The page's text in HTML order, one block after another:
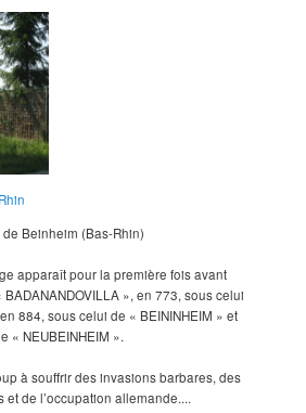
Beinheim (Bas-Rhin)
apparaît pour la première fois avant
», en 773, sous celui
884, sous celui de « BEININHEIM » et
« NEUBEINHEIM ».
à souffrir des invasions barbares, des
de l’occupation allemande....